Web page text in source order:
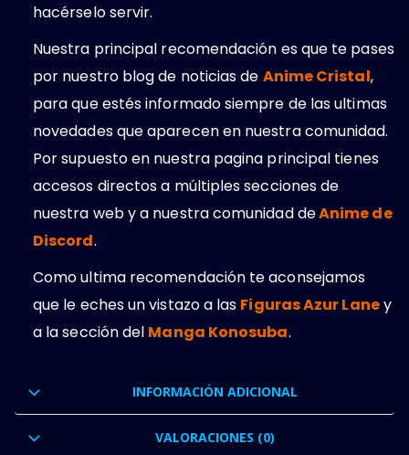
hacérselo servir.
Nuestra principal recomendación es que te pases
por nuestro blog de noticias de Anime Cristal,
para que estés informado siempre de las ultimas
novedades que aparecen en nuestra comunidad.
Por supuesto en nuestra pagina principal tienes
accesos directos a múltiples secciones de
nuestra web y a nuestra comunidad deAnime de
Discord.
Como ultima recomendación te aconsejamos
que le eches un vistazo a las Figuras Azur Laney
a la sección del Manga Konosuba.
INFORMACIÓN ADICIONAL
VALORACIONES (0)